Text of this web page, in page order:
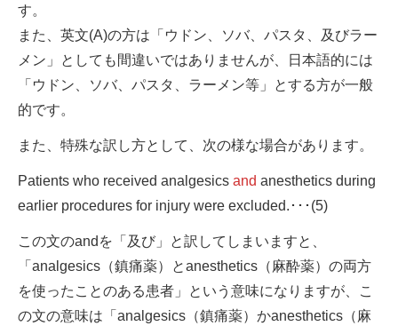
す。
また、英文(A)の方は「ウドン、ソバ、パスタ、及びラー
メン」としても間違いではありませんが、日本語的には
「ウドン、ソバ、パスタ、ラーメン等」とする方が一般
的です。
また、特殊な訳し方として、次の様な場合があります。
Patients who received analgesics and anesthetics during
earlier procedures for injury were excluded.･･･(5)
この文のandを「及び」と訳してしまいますと、
「analgesics（鎮痛薬）とanesthetics（麻酔薬）の両方
を使ったことのある患者」という意味になりますが、こ
の文の意味は「analgesics（鎮痛薬）かanesthetics（麻